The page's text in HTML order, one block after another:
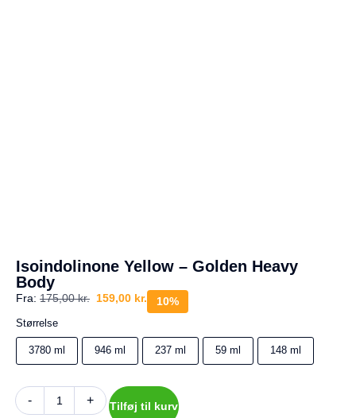
Isoindolinone Yellow – Golden Heavy
Body
Fra: 175,00kr. 159,00 kr. 10%
Størrelse
3780 ml 946 ml 237 ml 59 ml 148 ml
- + Tilføj til kurv